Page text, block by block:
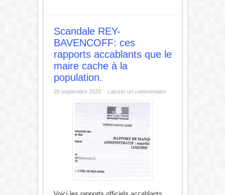
Scandale REY-
BAVENCOFF: ces
rapports accablants que le
maire cache à la
population.
26 septembre 2020 Laisser un commentaire